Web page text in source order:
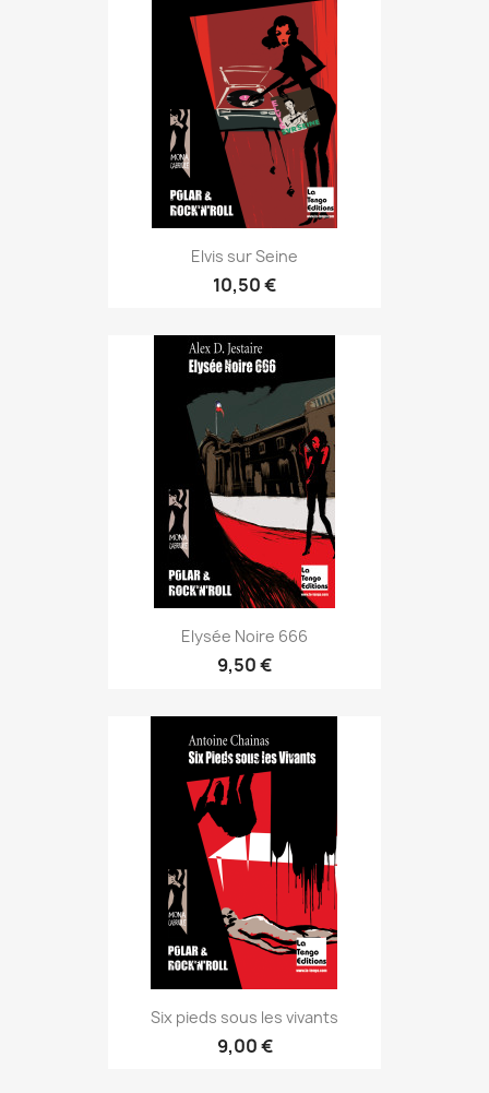
Elvis sur Seine
10,50 €
Elysée Noire 666
9,50 €
Six pieds sous les vivants
9,00 €